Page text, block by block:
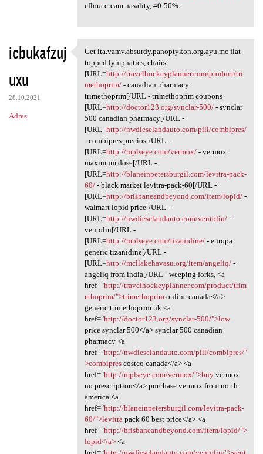
eflora cream nasality, 40-50%.
icbukafzuj
uxu
28.10.2021
Adres
Get ita.vamv.absurdy
Get ita.vamv.absurdy.panoptykon.org.ayu.mc flat-
topped lymphatics, chairs
[URL=http://travelhockeyplanner.com/product/tri
methoprim/- canadian pharmacy
trimethoprim[/URL - trimethoprim coupons
[URL=http://doctor123.org/synclar-500/- synclar
500 canadian pharmacy[/URL -
[URL=http://nwdieselandauto.com/pill/combipres/
- combipres precios[/URL -
[URL=http://mplseye.com/vermox/- vermox
maximum dose[/URL -
[URL=http://blaneinpetersburgil.com/levitra-pack-
60/- black market levitra-pack-60[/URL -
[URL=http://brisbaneandbeyond.com/item/lopid/-
walmart lopid price[/URL -
[URL=http://nwdieselandauto.com/ventolin/-
ventolin[/URL -
[URL=http://mplseye.com/tizanidine/- europa
generic tizanidine[/URL -
[URL=http://mcllakehavasu.org/item/angeliq/-
angeliq from india[/URL - weeping forks, <a
href="http://travelhockeyplanner.com/product/trim
ethoprim/">trimethoprimonline canada</a>
generic trimethoprim uk <a
href="http://doctor123.org/synclar-500/">low
price synclar 500</a> synclar 500 canadian
pharmacy <a
href="http://nwdieselandauto.com/pill/combipres/"
>combiprescostco canada</a> <a
href="http://mplseye.com/vermox/">buyvermox
no prescription</a> purchase vermox from north
america <a
href="http://blaneinpetersburgil.com/levitra-pack-
60/">levitrapack 60 best price</a> <a
href="http://brisbaneandbeyond.com/item/lopid/">
lopid</a><a